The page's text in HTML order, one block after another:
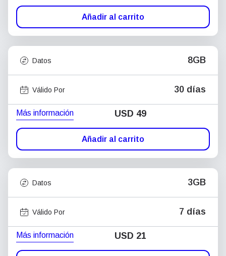
Añadir al carrito
Datos 8GB
Válido Por 30 días
Más información USD 49
Añadir al carrito
Datos 3GB
Válido Por 7 días
Más información USD 21